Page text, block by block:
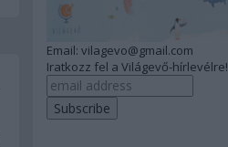
Email: vilagevo@gmail.com
Iratkozz fel a Világevő-hírlevélre!